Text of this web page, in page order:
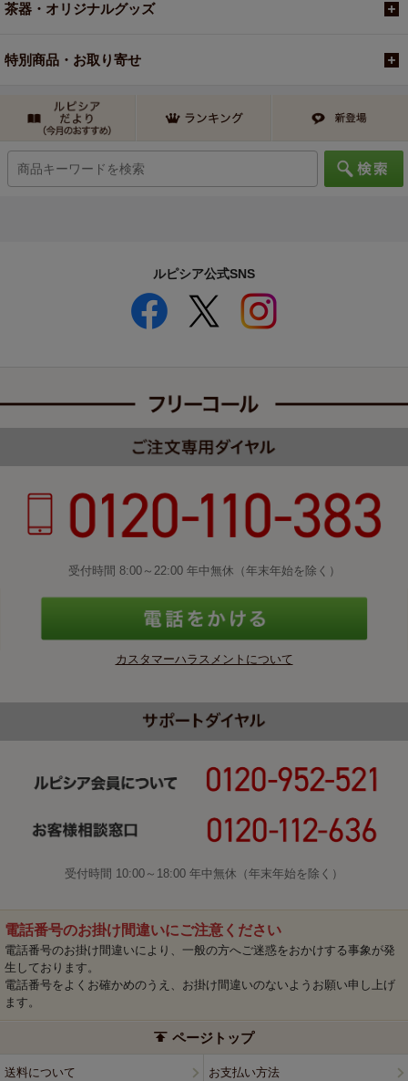
茶器・オリジナルグッズ
特別商品・お取り寄せ
ルピシア公式SNS
受付時間 8:00～22:00 年中無休（年末年始を除く）
カスタマーハラスメントについて
受付時間 10:00～18:00 年中無休（年末年始を除く）
電話番号のお掛け間違いにご注意ください
電話番号のお掛け間違いにより、一般の方へご迷惑をおかけする事象が発
生しております。
電話番号をよくお確かめのうえ、お掛け間違いのないようお願い申し上げ
ます。
ページトップ
送料について お支払い方法